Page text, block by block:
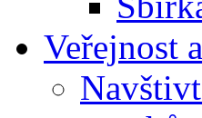
Veřejnost